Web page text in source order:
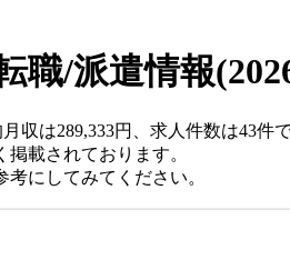
職/派遣情報
収は289,333円、求人件数は43件で
載されております。
にしてみてください。